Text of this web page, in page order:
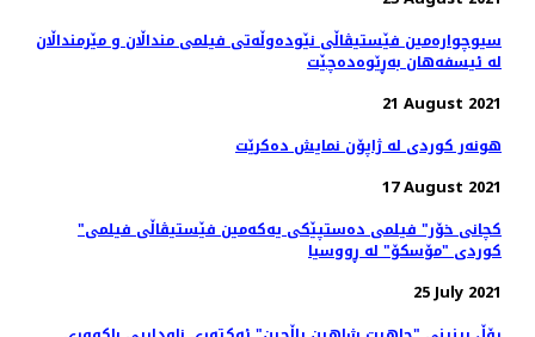
سیوچوارەمین فێستیڤاڵی نێودەوڵەتی فیلمی منداڵان و مێرمنداڵان
لە ئیسفەهان بەڕێوەدەچێت
21 August 2021
هونەر کوردی لە ژاپۆن نمایش دەکرێت
17 August 2021
"کچانی خۆر" فیلمی ده‌ستپێکی یه‌که‌‌مین فێستیڤاڵی فیلمی
کوردی "مۆسکۆ" لە ڕووسیا
25 July 2021